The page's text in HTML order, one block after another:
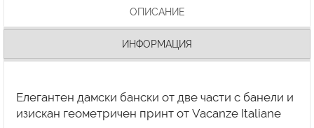
ОПИСАНИЕ
ИНФОРМАЦИЯ
Елегантен дамски бански от две части с банели и
изискан геометричен принт от Vacanze Italiane